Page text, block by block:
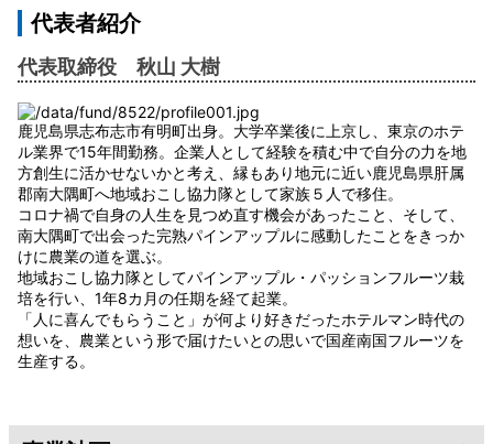
代表者紹介
代表取締役 秋山 大樹
鹿児島県志布志市有明町出身。大学卒業後に上京し、東京のホテ
ル業界で15年間勤務。企業人として経験を積む中で自分の力を地
方創生に活かせないかと考え、縁もあり地元に近い鹿児島県肝属
郡南大隅町へ地域おこし協力隊として家族５人で移住。
コロナ禍で自身の人生を見つめ直す機会があったこと、そして、
南大隅町で出会った完熟パインアップルに感動したことをきっか
けに農業の道を選ぶ。
地域おこし協力隊としてパインアップル・パッションフルーツ栽
培を行い、1年8カ月の任期を経て起業。
「人に喜んでもらうこと」が何より好きだったホテルマン時代の
想いを、農業という形で届けたいとの思いで国産南国フルーツを
生産する。